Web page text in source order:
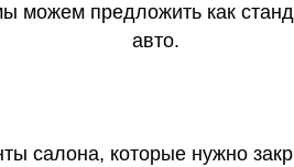
можем предложить как
авто.
салона, которые нужно